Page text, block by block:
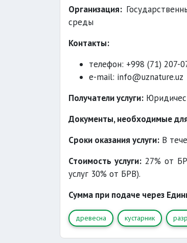
Организация:
среды
Контакты:
телефон: +998 (71) 207-
e-mail: info@uznature.uz
Получатели услуги:
Документы, необходимые для
Сроки оказания услуги: В
Стоимость услуги: 27% от
услуг 30% от БРВ).
Сумма при подаче через
древесна кустарник